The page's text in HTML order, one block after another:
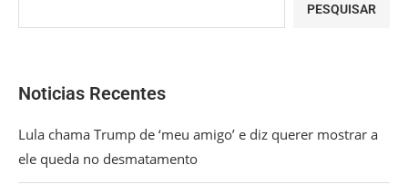
PESQUISAR
Noticias Recentes
Lula chama Trump de ‘meu amigo’ e diz querer mostrar a
ele queda no desmatamento